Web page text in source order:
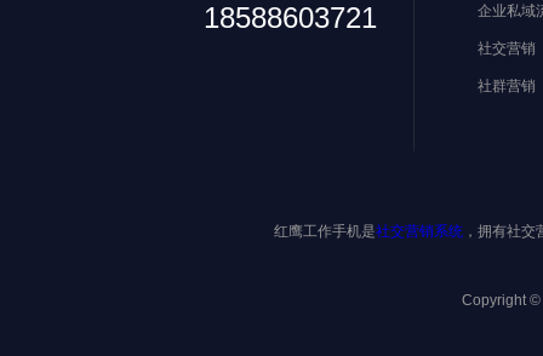
18588603721 企业私域
社交营销
社群营销
红鹰工作手机是社交营销系统 ，拥有社
Copyright ©